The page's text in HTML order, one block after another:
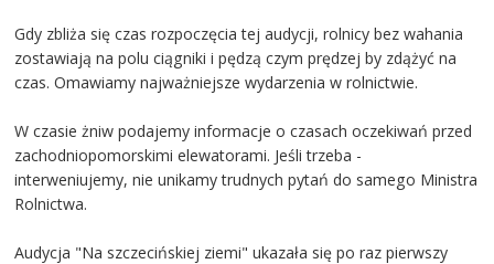
Gdy zbliża się czas rozpoczęcia tej audycji, rolnicy bez wahania
zostawiają na polu ciągniki i pędzą czym prędzej by zdążyć na
czas. Omawiamy najważniejsze wydarzenia w rolnictwie.
W czasie żniw podajemy informacje o czasach oczekiwań przed
zachodniopomorskimi elewatorami. Jeśli trzeba -
interweniujemy, nie unikamy trudnych pytań do samego Ministra
Rolnictwa.
Audycja "Na szczecińskiej ziemi" ukazała się po raz pierwszy